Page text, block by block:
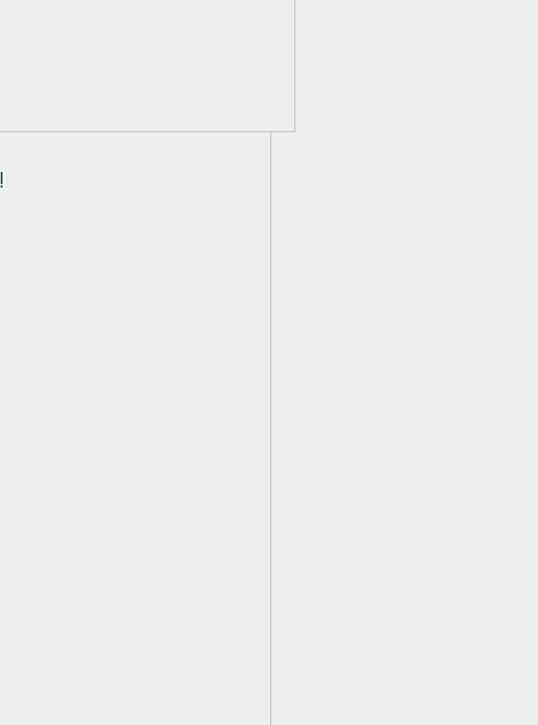
теоретическое
понять изучаемый